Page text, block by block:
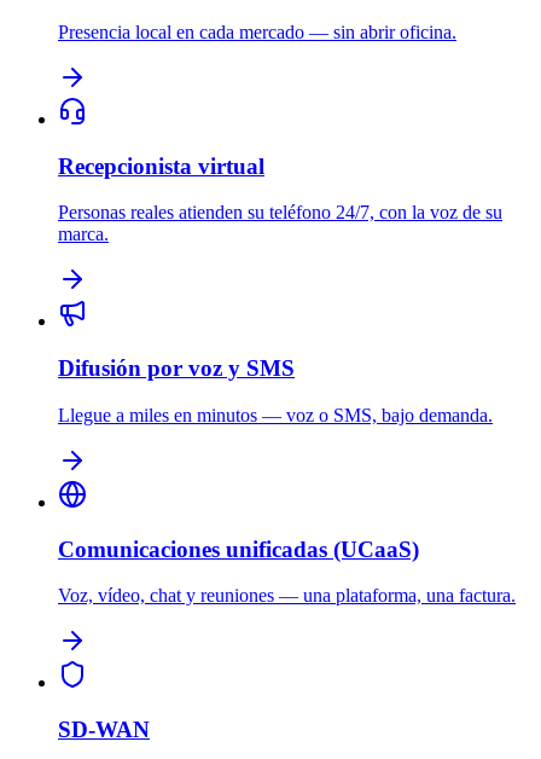
Presencia local en cada mercado — sin abrir oficina.
Recepcionista virtual
Personas reales atienden su teléfono 24/7, con la voz de su
marca.
Difusión por voz y SMS
Llegue a miles en minutos — voz o SMS, bajo demanda.
Comunicaciones unificadas (UCaaS)
Voz, vídeo, chat y reuniones — una plataforma, una factura.
SD-WAN